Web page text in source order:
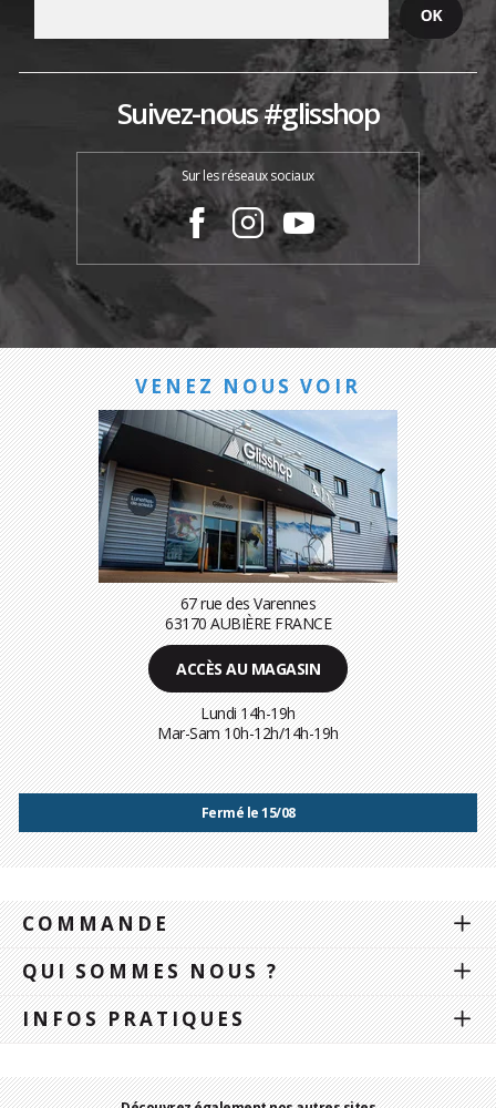
Suivez-nous #glisshop
Sur les réseaux sociaux
VENEZ NOUS VOIR
67 rue des Varennes
63170 AUBIÈRE FRANCE
ACCÈS AU MAGASIN
Lundi 14h-19h
Mar-Sam 10h-12h/14h-19h
Fermé le 15/08
COMMANDE
QUI SOMMES NOUS ?
INFOS PRATIQUES